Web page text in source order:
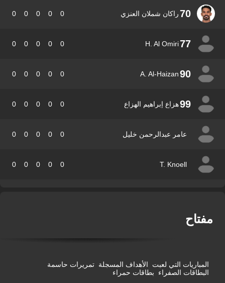
70 راكان شملان العنزي 0
0
0
0
77
H. Al Omiri
0
0
0
0
90
A. Al-Haizan
0
0
0
0
99 هزاع إبراهيم الهزاع 0
0
0
0
عامر عبدالرحمن خليل 0
0
0
0
T. Knoell
0
0
0
0
المباريات التي لعبت الأهداف المسجلة تمريرات حاسمة
البطاقات الصفراء بطاقات حمراء